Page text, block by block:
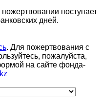
поступает
дней.
. Для пожертвования с
пожалуйста,
на сайте фонда-